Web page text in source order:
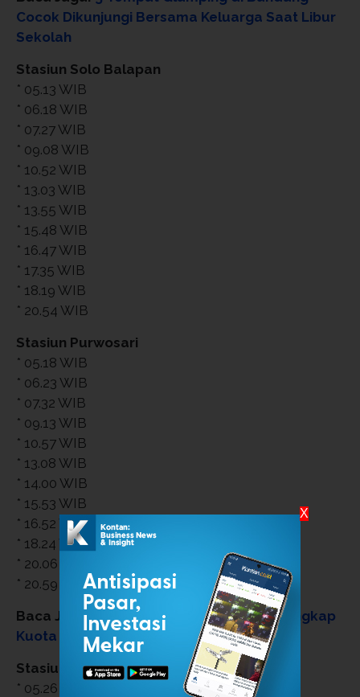
Cocok Dikunjungi Bersama Keluarga Saat Libur
Sekolah
Stasiun Solo Balapan
* 05.13 WIB
* 06.18 WIB
* 07.27 WIB
* 09.08 WIB
* 10.52 WIB
* 13.03 WIB
* 13.55 WIB
* 15.48 WIB
* 16.47 WIB
* 17.35 WIB
* 18.19 WIB
* 20.54 WIB
Stasiun Purwosari
* 05.18 WIB
* 06.23 WIB
* 07.32 WIB
* 09.13 WIB
* 10.57 WIB
* 13.08 WIB
* 14.00 WIB
* 15.53 WIB
* 16.52 WIB
* 18.24 WIB
* 20.06 WIB
* 20.59 WIB
Baca Juga:
Profil Patricio Matricardi Pelengkap
Kuota Pemain Asing Persib Bandung
Stasiun Gawok
* 05.26 WIB
X